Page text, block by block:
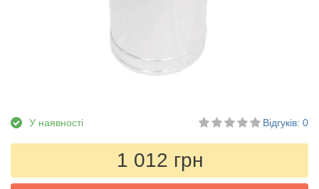
У наявності Відгуків: 0
1 012 грн